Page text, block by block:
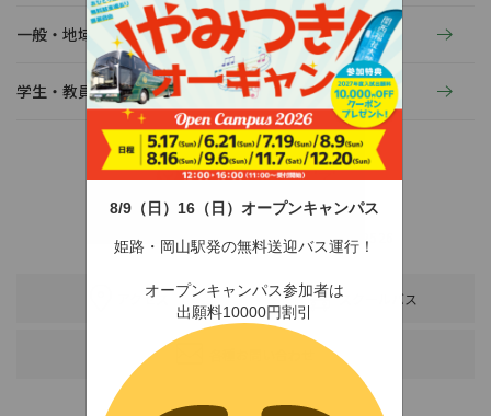
8/9（日）16（日）オープンキャンパス
姫路・岡山駅発の無料送迎バス運行！
オープンキャンパス参加者は
出願料10000円割引
一般・地域の方へ
学生・教員の活動
〒678-0255 兵庫県赤穂市新田380-3
TEL：0791-46-2525（代）FAX：0791-46-2526
アクセス スクールバス